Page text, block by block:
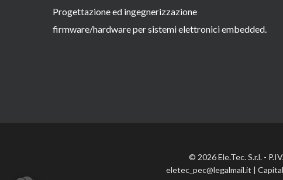
Progettazione ed ingegnerizzazione
firmware/hardware per sistemi elettronici embedded.
© 2026 Ele.Tec. S.r.l. -
eletec_pec@legalmail.it |